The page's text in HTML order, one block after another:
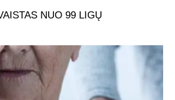
NUO 99 LIGŲ